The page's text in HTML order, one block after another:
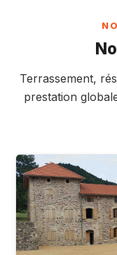
Terrassement,
prestation